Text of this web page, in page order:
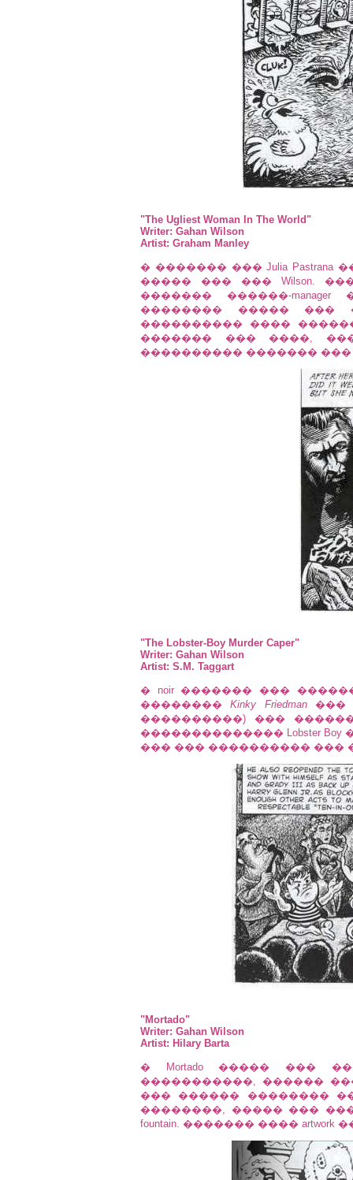
"The Ugliest Woman In The World"
Writer: Gahan Wilson
Artist: Graham Manley
� ������� ��� Julia
����� ��� ��� Wilson.
������� ������-
�������� ����� ���
���������� ����
������� ��� ����,
���������� ������� ���
"The Lobster-Boy Murder Caper"
Writer: Gahan Wilson
Artist: S.M. Taggart
� noir ������� ���
��������Kinky Friedman���
����������) ���
�������������� Lobster
��� ��� ���������� ���
"Mortado"
Writer: Gahan Wilson
Artist: Hilary Barta
� Mortado ����� ���
�����������, ������
��� ������ ��������
��������, ����� ���
fountain. ������� ���� artwork